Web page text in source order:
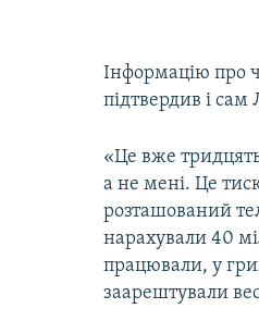
Інформацію про
підтвердив і сам
«Це вже
а не мені. Це
розташований
нарахували 40
працювали, у
заарештували